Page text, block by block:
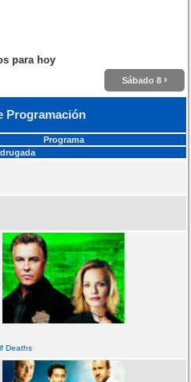
para hoy
Sábado 8 ›
Programación
Programa
Deaths